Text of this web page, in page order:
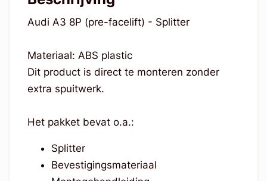
Audi A3 8P (pre-facelift) - Splitter
Materiaal: ABS plastic
Dit product is direct te monteren zonder
extra spuitwerk.
Het pakket bevat o.a.:
Splitter
Bevestigingsmateriaal